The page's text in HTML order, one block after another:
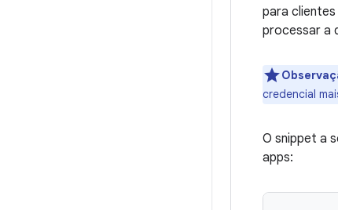
para
processar a
credencial
O snippet a
apps: